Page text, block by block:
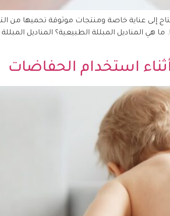
عناية خاصة ومنتجات موثوقة تحميها من
هي المناديل المبللة الطبيعية؟ المناديل
استخدام الحفاضات